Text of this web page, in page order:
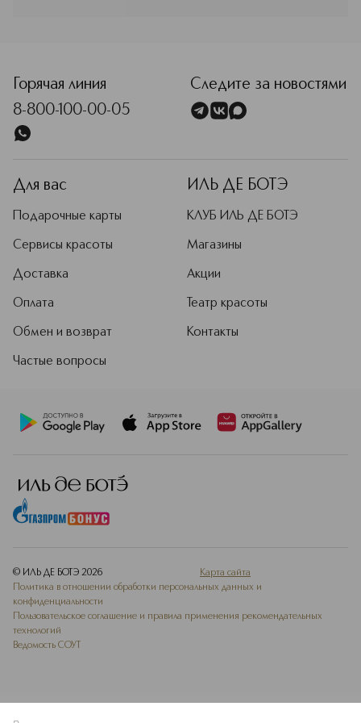
Горячая линия
8-800-100-00-05
Следите за новостями
Для вас
Подарочные карты
Сервисы красоты
Доставка
Оплата
Обмен и возврат
Частые вопросы
ИЛЬ ДЕ БОТЭ
КЛУБ ИЛЬ ДЕ БОТЭ
Магазины
Акции
Театр красоты
Контакты
© ИЛЬ ДЕ БОТЭ 2026
Карта сайта
Политика в отношении обработки персональных данных и
конфиденциальности
Пользовательское соглашение и правила применения рекомендательных
технологий
Ведомость СОУТ